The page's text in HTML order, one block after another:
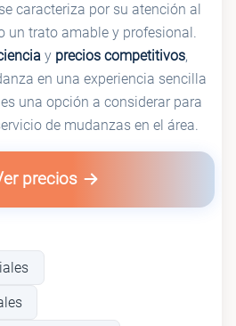
caracteriza por su atención al
un trato amable y profesional.
y precios competitivos,
en una experiencia sencilla
una opción a considerar para
de mudanzas en el área.
precios